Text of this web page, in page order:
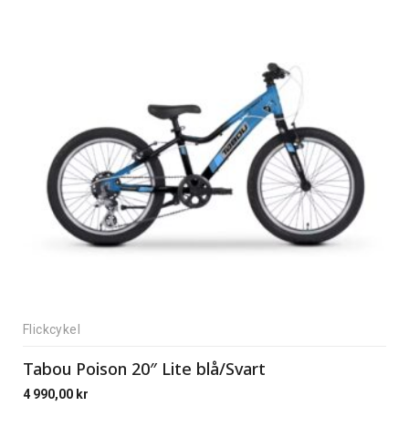
Flickcykel
Tabou Poison 20″ Lite blå/Svart
4 990,00 kr